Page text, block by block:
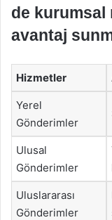
de
avantaj
Hizmetler
Yerel
Gönderimler
Ulusal
Gönderimler
Uluslararası
Gönderimler